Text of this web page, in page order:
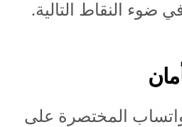
ضوء النقاط التالية.
المختصرة على